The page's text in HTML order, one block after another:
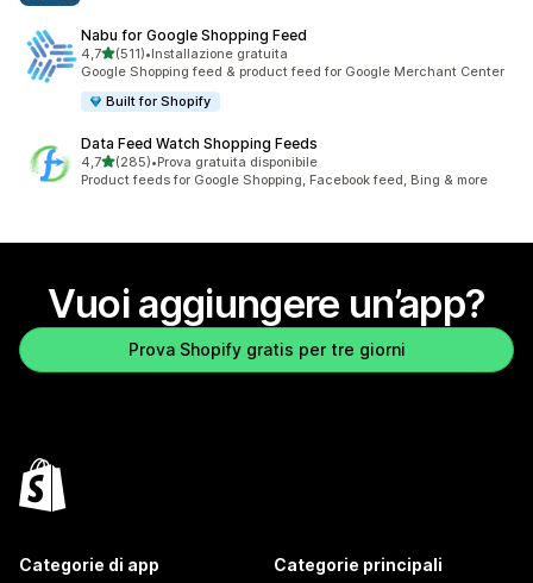
Nabu for Google Shopping Feed
4,7stelle su 5
(511)
511 recensioni totali
•Installazione gratuita
Google Shopping feed & product feed for Google Merchant Center
Built for Shopify
Data Feed Watch Shopping Feeds
4,7stelle su 5
(285)
285 recensioni totali
•Prova gratuita disponibile
Product feeds for Google Shopping, Facebook feed, Bing & more
Vuoi aggiungere un’app?
Prova Shopify gratis per tre giorni
Categorie di app Categorie principali